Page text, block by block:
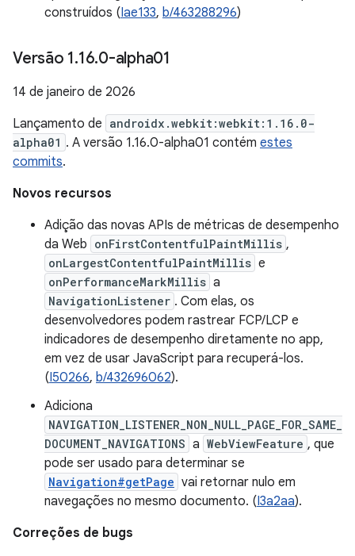
construídos (Iae133, b/463288296)
Versão 1.16.0-alpha01
14 de janeiro de 2026
Lançamento de androidx.webkit:webkit:1.16.0-
alpha01 . A versão 1.16.0-alpha01 contém estes
commits.
Novos recursos
Adição das novas APIs de métricas de desempenho
da Web onFirstContentfulPaintMillis ,
onLargestContentfulPaintMillis e
onPerformanceMarkMillis a
NavigationListener . Com elas, os
desenvolvedores podem rastrear FCP/LCP e
indicadores de desempenho diretamente no app,
em vez de usar JavaScript para recuperá-los.
(I50266, b/432696062).
Adiciona
NAVIGATION_LISTENER_NON_NULL_PAGE_FOR_SAME_
DOCUMENT_NAVIGATIONS a WebViewFeature , que
pode ser usado para determinar se
Navigation#getPage vai retornar nulo em
navegações no mesmo documento. (I3a2aa).
Correções de bugs